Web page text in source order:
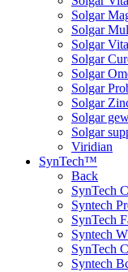
Solgar
Solgar
Solgar
Solgar
Solgar
Solgar
Solgar
Solgar
Solgar
Viridian
SynTech™
Back
SynTech
Syntech
SynTech
Syntech
SynTech
Syntech